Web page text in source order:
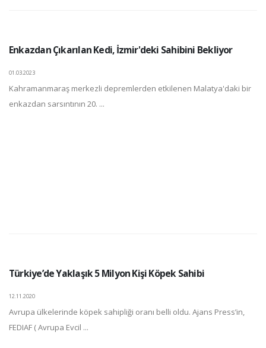
Enkazdan Çıkarılan Kedi, İzmir'deki Sahibini Bekliyor
01.03.2023
Kahramanmaraş merkezli depremlerden etkilenen Malatya'daki bir
enkazdan sarsıntının 20. ...
Türkiye’de Yaklaşık 5 Milyon Kişi Köpek Sahibi
12.11.2020
Avrupa ülkelerinde köpek sahipliği oranı belli oldu. Ajans Press’in,
FEDIAF ( Avrupa Evcil ...